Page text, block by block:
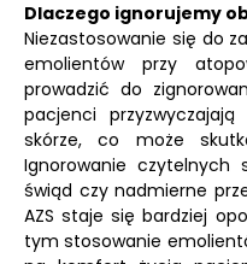
Dlaczego ignorujemy
Niezastosowanie się do
emolientów przy
prowadzić do
pacjenci
skórze, co może
Ignorowanie czytelnych
świąd czy nadmierne
AZS staje się bardziej
tym stosowanie